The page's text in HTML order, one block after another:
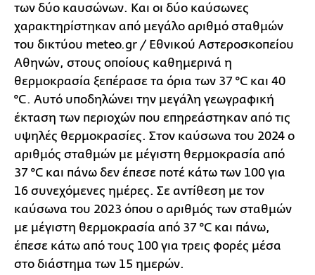
των δύο καυσώνων. Και οι δύο καύσωνες
χαρακτηρίστηκαν από μεγάλο αριθμό σταθμών
του δικτύου meteo.gr / Εθνικού Αστεροσκοπείου
Αθηνών, στους οποίους καθημερινά η
θερμοκρασία ξεπέρασε τα όρια των 37 °C και 40
°C. Αυτό υποδηλώνει την μεγάλη γεωγραφική
έκταση των περιοχών που επηρεάστηκαν από τις
υψηλές θερμοκρασίες. Στον καύσωνα του 2024 ο
αριθμός σταθμών με μέγιστη θερμοκρασία από
37 °C και πάνω δεν έπεσε ποτέ κάτω των 100 για
16 συνεχόμενες ημέρες. Σε αντίθεση με τον
καύσωνα του 2023 όπου ο αριθμός των σταθμών
με μέγιστη θερμοκρασία από 37 °C και πάνω,
έπεσε κάτω από τους 100 για τρεις φορές μέσα
στο διάστημα των 15 ημερών.